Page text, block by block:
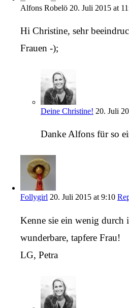
Alfons Robelö 20. Juli 2015 at
Hi Christine, sehr
Frauen -);
Deine Christine! 20. Juli
Danke Alfons für so
Follygirl 20. Juli 2015 at 9:10
Kenne sie ein wenig durch
wunderbare, tapfere Frau!
LG, Petra